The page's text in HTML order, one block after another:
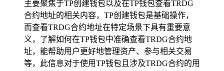
主要聚焦于TP创建钱包以及在TP钱包查看TRDG
合约地址的相关内容，TP创建钱包是基础操作，
而查看TRDG合约地址在特定场景下具有重要意
义，了解如何在TP钱包中准确查看TRDG合约地
址，能帮助用户更好地管理资产、参与相关交易
等，此信息对于使用TP钱包且涉及TRDG合约的用